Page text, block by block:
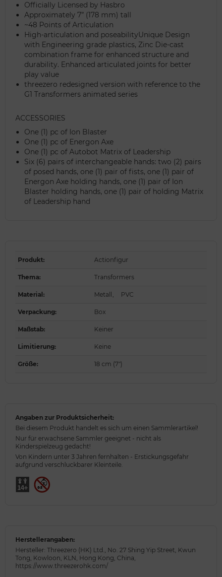
Officially Licensed by Hasbro
Approximately 7” (178 mm) tall
~48 Points of Articulation
High-articulation and poseabilityUnique Design
with Engineering grade plastics, Zinc Die-cast
combination frame for enhanced structure and
durability. Enhanced articulated joints for better
play value
threezero redesigned version with reference to the
G1 Transformers animated series
ACCESSORIES
One (1) pc of Ion Blaster
One (1) pc of Energon Axe
One (1) pc of Autobot Matrix of Leadership
Six (6) pairs of interchangeable hands: two (2) pairs
of posed hands, one (1) pair of fists, one (1) pair of
Energon Axe holding hands, one (1) pair of Ion
Blaster holding hands, one (1) pair of holding Matrix
of Leadership hand
Produkt: Actionfigur
Thema: Transformers
Material: Metall PVC
Verpackung: Box
Maßstab: Keiner
Limitierung: Keine
Größe: 18 cm (7")
Angaben zur Produktsicherheit:
Bei diesem Produkt handelt es sich um einen Sammlerartikel!
Nur für erwachsene Sammler geeignet - nicht als
Kinderspielzeug gedacht!
Von Kindern unter 3 Jahren fernhalten - Erstickungsgefahr
aufgrund verschluckbarer Kleinteile.
Herstellerangaben:
Hersteller: Threezero (HK) Ltd., No. 27 Shing Yip Street, Kwun
Tong, Kowloon, KLN, Hong Kong, China,
https://www.threezerohk.com/